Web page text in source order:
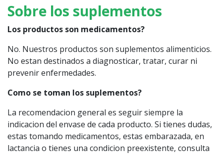
Sobre los suplementos
Los productos son medicamentos?
No. Nuestros productos son suplementos alimenticios.
No estan destinados a diagnosticar, tratar, curar ni
prevenir enfermedades.
Como se toman los suplementos?
La recomendacion general es seguir siempre la
indicacion del envase de cada producto. Si tienes dudas,
estas tomando medicamentos, estas embarazada, en
lactancia o tienes una condicion preexistente, consulta